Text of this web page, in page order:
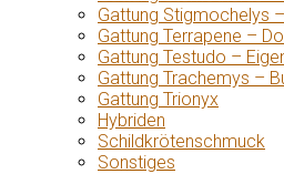
Gattung Stigmochelys
Gattung Terrapene –
Gattung Testudo –
Gattung Trachemys –
Gattung Trionyx
Hybriden
Schildkrötenschmuck
Sonstiges